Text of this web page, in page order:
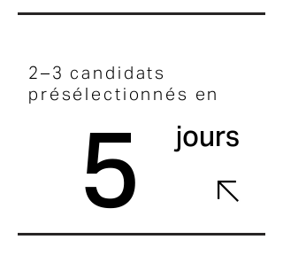
2–3 candidats
présélectionnés en
5 jours